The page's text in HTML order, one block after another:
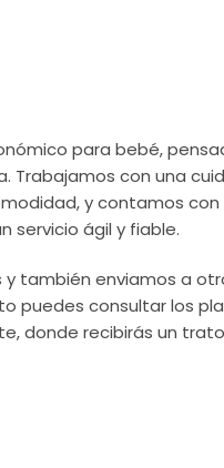
para bebé,
Trabajamos con una
y contamos
servicio ágil y fiable.
y también enviamos a
puedes consultar los
donde recibirás un